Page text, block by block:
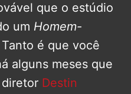
que o estúdio
um Homem-
é que você
alguns meses que
Destin